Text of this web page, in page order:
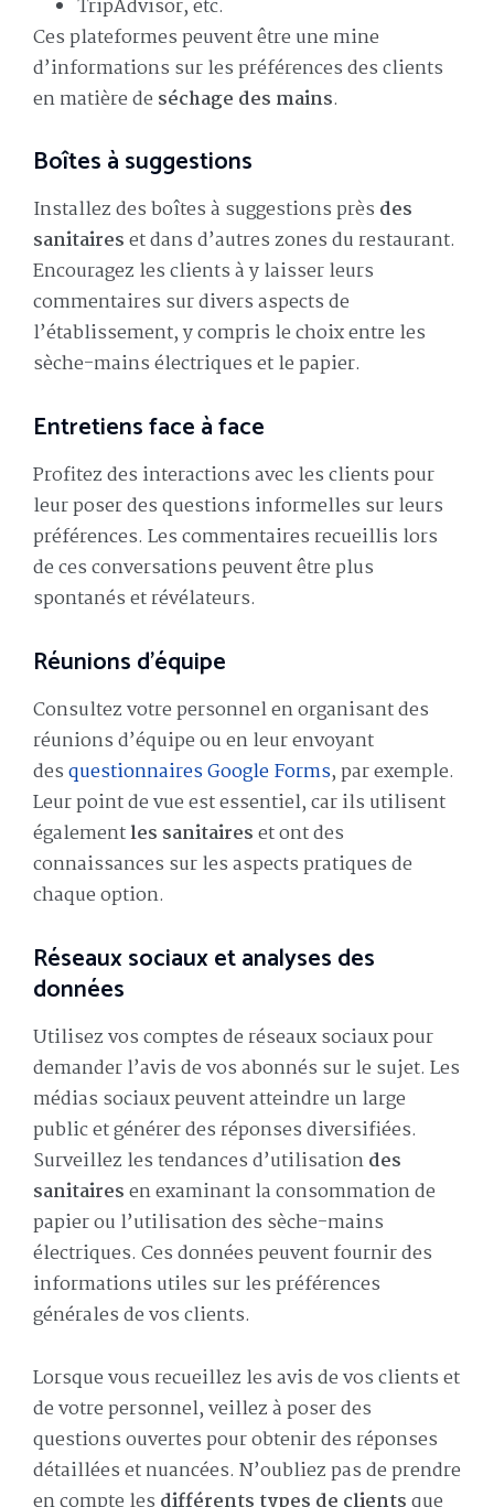
TripAdvisor, etc.
Ces plateformes peuvent être une mine
d’informations sur les préférences des clients
en matière de séchage des mains.
Boîtes à suggestions
Installez des boîtes à suggestions près des
sanitaireset dans d’autres zones du restaurant.
Encouragez les clients à y laisser leurs
commentaires sur divers aspects de
l’établissement, y compris le choix entre les
sèche-mains électriques et le papier.
Entretiens face à face
Profitez des interactions avec les clients pour
leur poser des questions informelles sur leurs
préférences. Les commentaires recueillis lors
de ces conversations peuvent être plus
spontanés et révélateurs.
Réunions d’équipe
Consultez votre personnel en organisant des
réunions d’équipe ou en leur envoyant
desquestionnaires Google Forms, par exemple.
Leur point de vue est essentiel, car ils utilisent
égalementles sanitaireset ont des
connaissances sur les aspects pratiques de
chaque option.
Réseaux sociaux et analyses des
données
Utilisez vos comptes de réseaux sociaux pour
demander l’avis de vos abonnés sur le sujet. Les
médias sociaux peuvent atteindre un large
public et générer des réponses diversifiées.
Surveillez les tendances d’utilisationdes
sanitairesen examinant la consommation de
papier ou l’utilisation des sèche-mains
électriques. Ces données peuvent fournir des
informations utiles sur les préférences
générales de vos clients.
Lorsque vous recueillez les avis de vos clients et
de votre personnel, veillez à poser des
questions ouvertes pour obtenir des réponses
détaillées et nuancées. N’oubliez pas de prendre